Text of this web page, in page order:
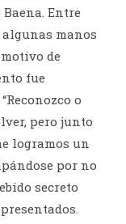
Entre
manos
de
fue
o
pero junto
logramos un
por no
secreto